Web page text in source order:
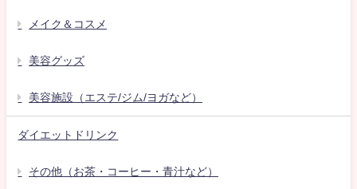
メイク＆コスメ
美容グッズ
美容施設（エステ/ジム/ヨガなど）
ダイエットドリンク
その他（お茶・コーヒー・青汁など）